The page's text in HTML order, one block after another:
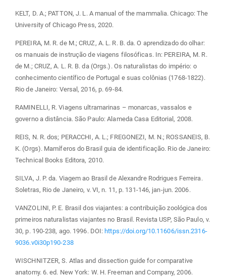
KELT, D. A.; PATTON, J. L. A manual of the mammalia. Chicago: The
University of Chicago Press, 2020.
PEREIRA, M. R. de M.; CRUZ, A. L. R. B. da. O aprendizado do olhar:
os manuais de instrução de viagens filosóficas. In: PEREIRA, M. R.
de M.; CRUZ, A. L. R. B. da (Orgs.). Os naturalistas do império: o
conhecimento científico de Portugal e suas colônias (1768-1822).
Rio de Janeiro: Versal, 2016, p. 69-84.
RAMINELLI, R. Viagens ultramarinas – monarcas, vassalos e
governo a distância. São Paulo: Alameda Casa Editorial, 2008.
REIS, N. R. dos; PERACCHI, A. L.; FREGONEZI, M. N.; ROSSANEIS, B.
K. (Orgs). Mamíferos do Brasil guia de identificação. Rio de Janeiro:
Technical Books Editora, 2010.
SILVA, J. P. da. Viagem ao Brasil de Alexandre Rodrigues Ferreira.
Soletras, Rio de Janeiro, v. VI, n. 11, p. 131-146, jan-jun. 2006.
VANZOLINI, P. E. Brasil dos viajantes: a contribuição zoológica dos
primeiros naturalistas viajantes no Brasil. Revista USP, São Paulo, v.
30, p. 190-238, ago. 1996. DOI: https://doi.org/10.11606/issn.2316-
9036.v0i30p190-238
WISCHNITZER, S. Atlas and dissection guide for comparative
anatomy. 6. ed. New York: W. H. Freeman and Company, 2006.